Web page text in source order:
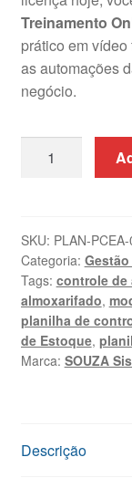
Treinamento
prático em
as automações
negócio.
Estoque
e
Almoxarifado
Excel
quantidade
SKU: PLAN-
Categoria:
Tags: controle de
almoxarifado,
planilha de
de Estoque,
Marca: SOUZA
Descrição